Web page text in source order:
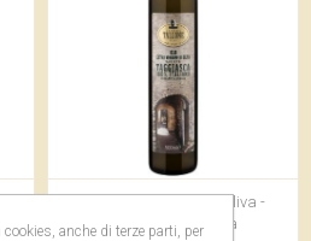
Olio Extra Vergine di Oliva -
Varietà Taggiasca
anche di terze parti, per